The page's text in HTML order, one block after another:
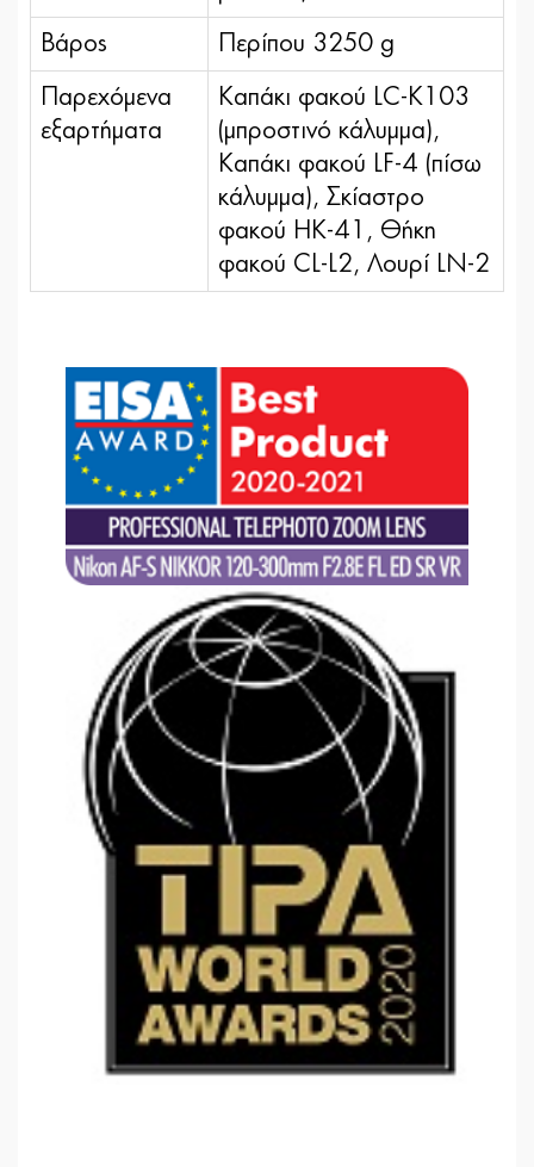
Βάρος Περίπου 3250 g
Παρεχόμενα
εξαρτήματα
Καπάκι φακού LC-Κ103
(μπροστινό κάλυμμα),
Καπάκι φακού LF-4 (πίσω
κάλυμμα), Σκίαστρο
φακού HK-41, Θήκη
φακού CL-L2, Λουρί LN-2